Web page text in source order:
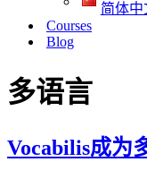
简体中
Courses
Blog
多语言
Vocabilis成为